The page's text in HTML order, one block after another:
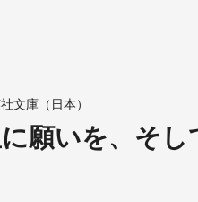
文庫（日本）
願いを、そし